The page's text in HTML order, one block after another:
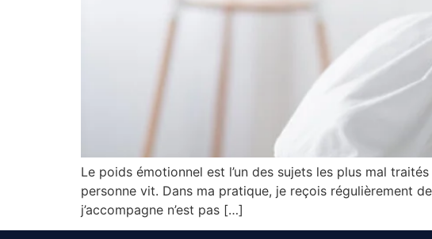
Le poids émotionnel est l’un des sujets les plus mal
personne vit. Dans ma pratique, je reçois régulièrement
j’accompagne n’est pas […]